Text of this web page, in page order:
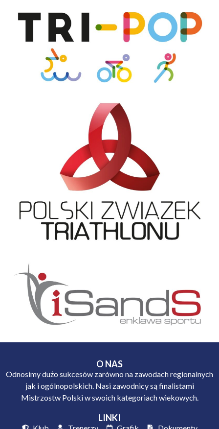
O NAS
Odnosimy dużo sukcesów zarówno na zawodach regionalnych
jak i ogólnopolskich. Nasi zawodnicy są finalistami
Mistrzostw Polski w swoich kategoriach wiekowych.
LINKI